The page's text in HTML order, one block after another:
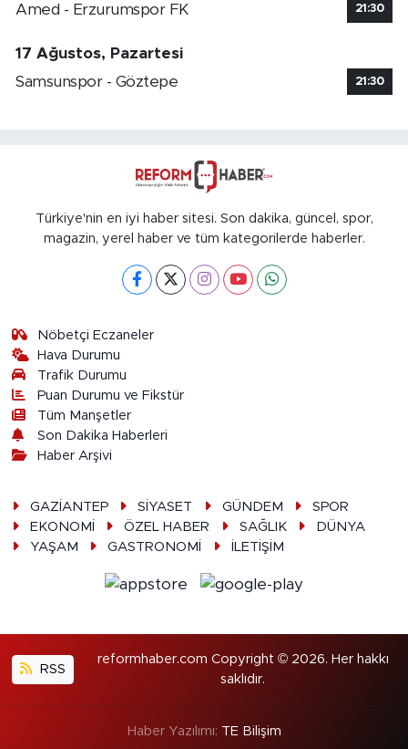
Amed - Erzurumspor FK 21:30
17 Ağustos, Pazartesi
Samsunspor - Göztepe
21:30
Türkiye'nin en iyi haber sitesi. Son dakika, güncel, spor,
magazin, yerel haber ve tüm kategorilerde haberler.
Nöbetçi Eczaneler
Hava Durumu
Trafik Durumu
Puan Durumu ve Fikstür
Tüm Manşetler
Son Dakika Haberleri
Haber Arşivi
GAZİANTEP SİYASET GÜNDEM
SPOR
EKONOMİ
ÖZEL HABER SAĞLIK
DÜNYA
YAŞAM
GASTRONOMİ İLETİŞİM
RSS
reformhaber.com Copyright © 2026. Her hakkı
saklıdır.
Haber Yazılımı: TE Bilişim